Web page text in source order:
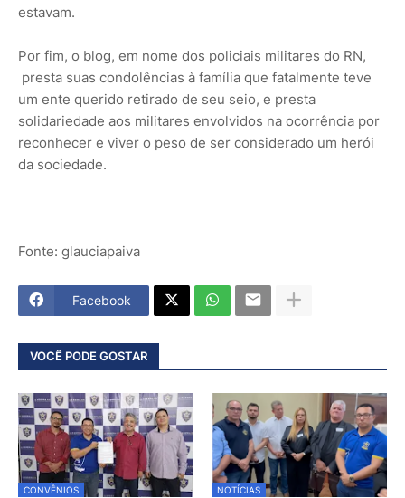
estavam.
Por fim, o blog, em nome dos policiais militares do RN,
presta suas condolências à família que fatalmente teve
um ente querido retirado de seu seio, e presta
solidariedade aos militares envolvidos na ocorrência por
reconhecer e viver o peso de ser considerado um herói
da sociedade.
Fonte: glauciapaiva
Facebook
VOCÊ PODE GOSTAR
CONVÊNIOS NOTÍCIAS